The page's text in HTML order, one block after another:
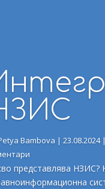
Bambova |23.08.2024
представлява НЗИС?